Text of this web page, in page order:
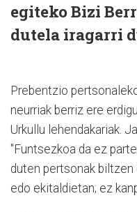
egiteko Bizi
dutela iragarri
Prebentzio
neurriak berriz ere
Urkullu lehendakariak.
"Funtsezkoa da ez
duten pertsonak
edo ekitaldietan; ez